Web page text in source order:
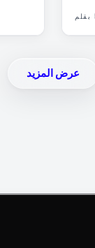
بقلم
عرض المزيد